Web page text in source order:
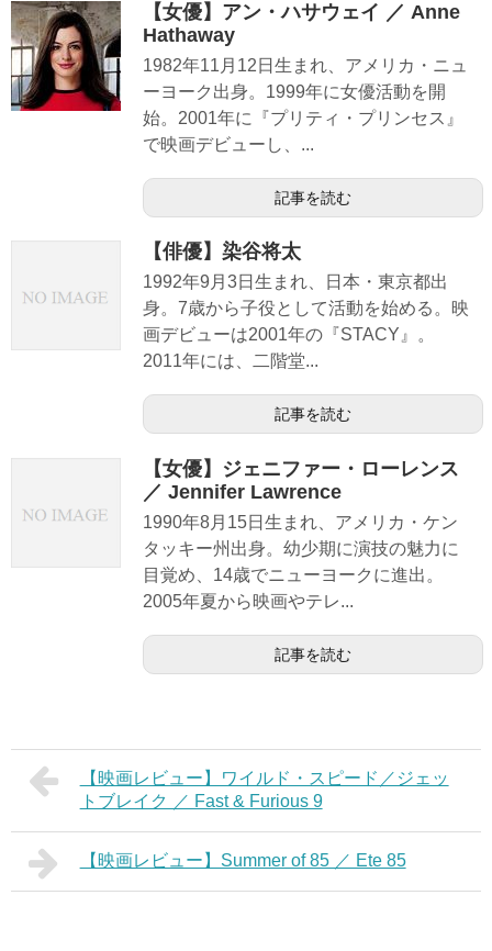
【女優】アン・ハサウェイ ／ Anne
Hathaway
1982年11月12日生まれ、アメリカ・ニュ
ーヨーク出身。1999年に女優活動を開
始。2001年に『プリティ・プリンセス』
で映画デビューし、...
記事を読む
【俳優】染谷将太
1992年9月3日生まれ、日本・東京都出
身。7歳から子役として活動を始める。映
画デビューは2001年の『STACY』。
2011年には、二階堂...
記事を読む
【女優】ジェニファー・ローレンス
／ Jennifer Lawrence
1990年8月15日生まれ、アメリカ・ケン
タッキー州出身。幼少期に演技の魅力に
目覚め、14歳でニューヨークに進出。
2005年夏から映画やテレ...
記事を読む
【映画レビュー】ワイルド・スピード／ジェッ
トブレイク ／ Fast & Furious 9
【映画レビュー】Summer of 85 ／ Ete 85